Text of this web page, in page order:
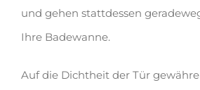
und gehen stattdessen
Ihre Badewanne.
Auf die Dichtheit der Tür